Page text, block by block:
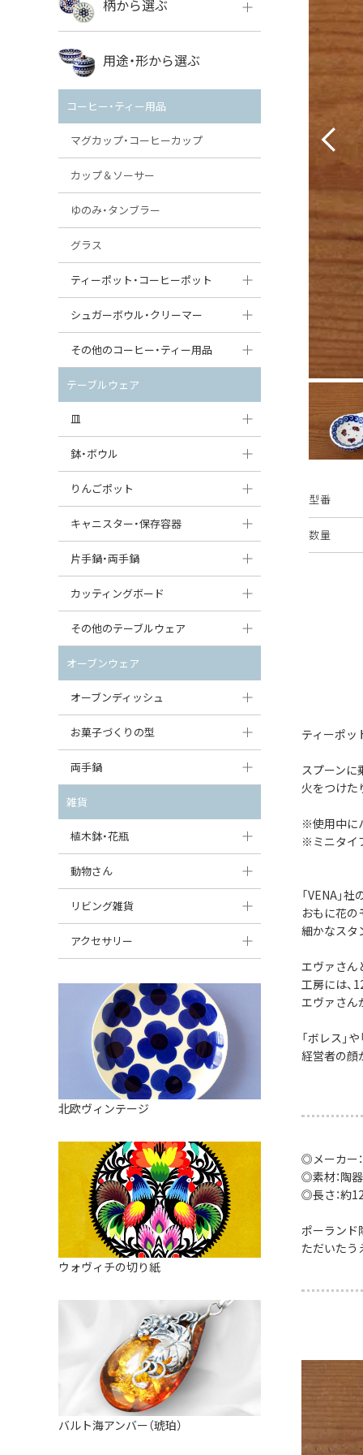
型番
数量
ティーポッ
スプーンに
火をつけた
※使用中に
※ミニタイ
「VENA」
おもに花の
細かなスタ
エヴァさん
工房には、
エヴァさん
「ボレス」
経営者の顔
◎メーカー
◎素材：陶器
◎長さ：約
ポーランド
ただいたう
VENA
ミレナ
柄から選ぶ
ボレス
用途・形から選ぶ
コーヒー・ティー用品
マグカップ・コーヒーカップ
カップ＆ソーサー
ゆのみ・タンブラー
グラス
ティーポット・コーヒーポット
ティーポット
コーヒーポット
シュガーボウル・クリーマー
シュガーボウル
クリーマー
その他のコーヒー・ティー用品
ポットウォーマー
ピッチャー
コーヒードリッパー
すべて見る
テーブルウェア
皿
大皿（24cm〜）
中皿（18〜24cm）
丸皿
スープ皿
ダルマプレート
たまご型プレート
ハート型プレート
変形プレート
分割ディッシュ
すべて見る
鉢・ボウル
大鉢（21cm〜）
中鉢（16〜21cm）
丸鉢・どんぶり・ボウル
茶碗
オーバルボウル
ハートボウル
葉っぱ型ボウル
りんご型ボウル
いちご型ボウル
星型ボウル
スープカップ
そば猪口・フリーカップ
ココット
薬味入れ
ミキシングボウル
すべて見る
りんごポット
りんごポット
りんごポット小
キャニスター・保存容器
キャニスター
つぼ
ガーリックポット
オニオンキャニスター
ガーリックキャニスター
チーズケース
バターディッシュ
六角形ポット
ボトル
すべて見る
片手鍋・両手鍋
ソースパン（片手鍋）
スープチュリーン
カッティングボード
角型カッティングボード
丸型カッティングボード
すべて見る
その他のテーブルウェア
調味料入れ
グレイヴィーボート
エッグカップ
ケーキスタンド
カトラリー
はしおき・カトラリーレスト
オーブンウェア
オーブンディッシュ
大型（24cm〜）
中型（18〜24cm）
スクエアオーブンディッシュ
オーバルオーブンディッシュ
すべて見る
お菓子づくりの型
パウンド型
マフィン型
すべて見る
両手鍋
チュリーン
キャセロール
すべて見る
雑貨
植木鉢・花瓶
植木鉢
花瓶
動物さん
フィギュア・置物
貯金箱
オーナメント
クリーマー
リビング雑貨
スツール
バス・洗面用品
家具小物
小物入れ
アロマポット
バスケット
装飾用タイル・プレート
ミニチュア
天使さま
カードスタンド
マグネット
すべて見る
アクセサリー
ペンダントトップ
すべて見る
北欧ヴィンテージ
ウォヴィチの切り紙
バルト海アンバー（琥珀）